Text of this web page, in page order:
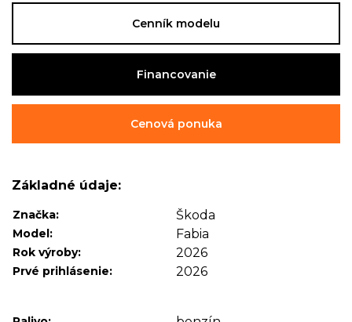
Cenník modelu
Financovanie
Cenová ponuka
Základné údaje:
Značka: Škoda
Model: Fabia
Rok výroby: 2026
Prvé prihlásenie: 2026